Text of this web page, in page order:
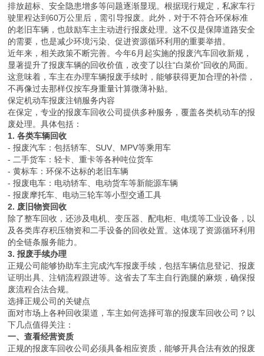
排放超标、安全隐患增多等问题逐渐显现。根据现行规定，私家车行
驶里程达到60万公里后，需引导报废。此外，对于不符合环保标准
的老旧车辆，也鼓励车主主动进行报废处理。这不仅是保障道路安全
的需要，也是减少环境污染、促进资源循环利用的重要举措。
近年来，相关政策不断完善。今年6月起实施的报废汽车回收新规，
显著提升了报废车辆的回收价值，改变了以往“白菜价”回收的局面。
这意味着，车主在办理车辆报废手续时，能够获得更加合理的补偿，
不再像过去那样仅按车身重量计算微薄补贴。
保定机动车报废注销服务内容
在保定，专业的报废车回收公司提供多种服务，覆盖各类机动车的报
废处理。具体包括：
1. 各类车辆回收
- 报废汽车：包括轿车、SUV、MPV等乘用车
- 二手货车：轻卡、重卡等各种吨位货车
- 黄标车：环保不达标的老旧车辆
- 报废电车：电动轿车、电动货车等新能源车辆
- 报废摩托车、电动三轮车等小型交通工具
2. 废旧物资回收
除了整车回收，还涉及电机、变压器、配电柜、电缆等工业设备，以
及各类库存积压物资和二手设备的回收处置。这体现了资源循环利用
的全链条服务能力。
3. 报废手续办理
正规公司能够协助车主完成汽车报废手续，包括车辆信息登记、报废
证明出具、注销流程跟进等。这省去了车主自行跑腿的麻烦，确保报
废流程合法合规。
选择正规公司的关键点
面对市场上各种回收渠道，车主如何选择可靠的报废车回收公司？以
下几点值得关注：
一、查看经营资质
正规的报废车回收公司必须具备相应资质，能够开具合法有效的报废